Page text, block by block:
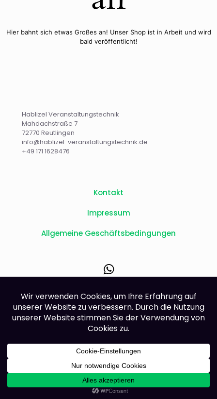
Hier bahnt sich etwas Großes an! Unser Shop ist in Arbeit und wird
bald veröffentlicht!
Hablizel Veranstaltungstechnik
Mahdachstraße 7
72770 Reutlingen
info@hablizel-veranstaltungstechnik.de
+49 171 1628476
Kontakt
Impressum
Allgemeine Geschäftsbedingungen